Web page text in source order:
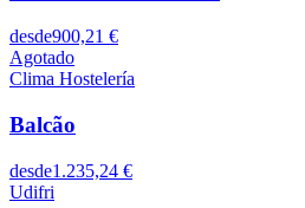
desde900,21 €
Agotado
Clima Hostelería
Balcão
desde1.235,24 €
Udifri